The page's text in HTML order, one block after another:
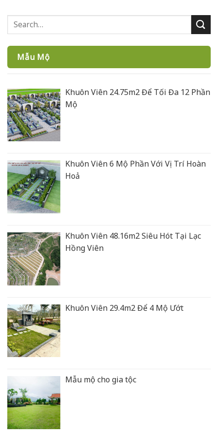
Mẫu Mộ
Khuôn Viên 24.75m2 Để Tối Đa 12 Phần
Mộ
Khuôn Viên 6 Mộ Phần Với Vị Trí Hoàn
Hoả
Khuôn Viên 48.16m2 Siêu Hót Tại Lạc
Hồng Viên
Khuôn Viên 29.4m2 Để 4 Mộ Ướt
Mẫu mộ cho gia tộc